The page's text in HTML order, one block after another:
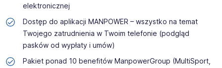
elektronicznej
Dostęp do aplikacji MANPOWER – wszystko na temat
Twojego zatrudnienia w Twoim telefonie (podgląd
pasków od wypłaty i umów)
Pakiet ponad 10 benefitów ManpowerGroup (MultiSport,